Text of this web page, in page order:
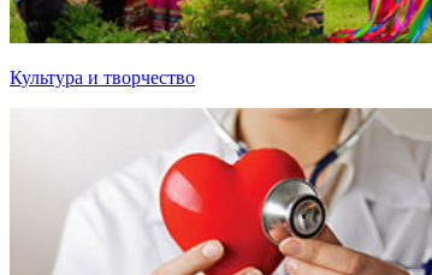
Культура и творчество